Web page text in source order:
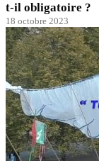
t-il obligatoire ?
18 octobre 2023